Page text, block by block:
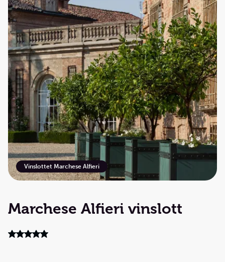
Reisekalender
Informasjon
Min reise
Vinslottet Marchese Alfieri
Marchese Alfieri vinslott